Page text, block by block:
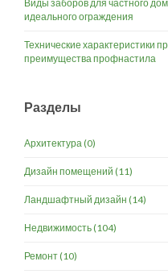
Виды заборов для частного
идеального ограждения
Технические характеристики
преимущества профнастила
Разделы
Архитектура (0)
Дизайн помещений (11)
Ландшафтный дизайн (14)
Недвижимость(104)
Ремонт(10)